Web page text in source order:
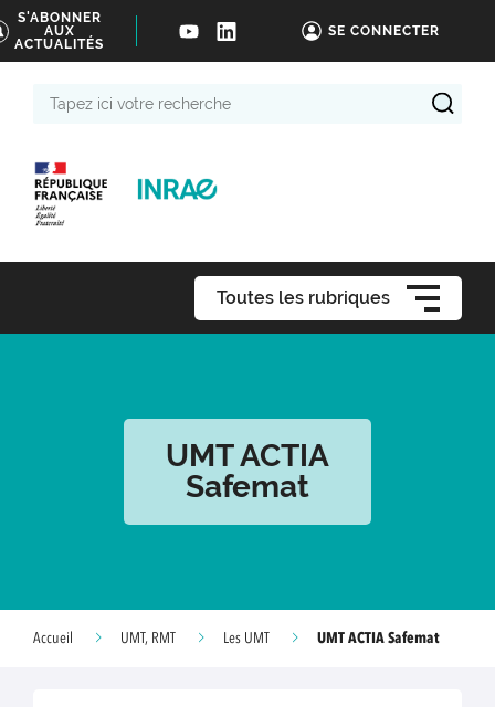
S'ABONNER
AUX
ACTUALITÉS
SE CONNECTER
Toutes les rubriques
UMT ACTIA
Safemat
Accueil UMT, RMT Les UMT UMT ACTIA Safemat